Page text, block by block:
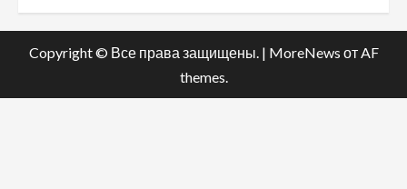
Copyright © Все права защищены. | MoreNews от AF
themes.